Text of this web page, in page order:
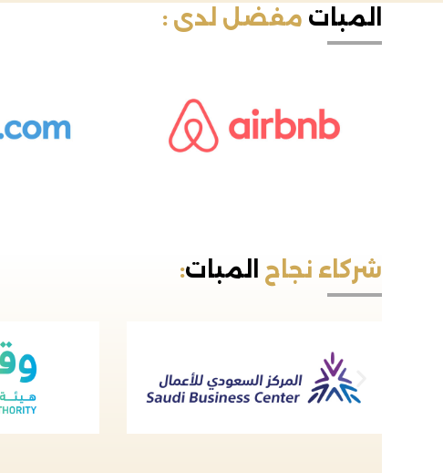
المبات مفضل لدى :
شركاء نجاح المبات: